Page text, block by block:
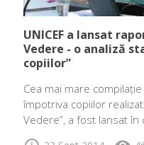
UNICEF a lansat
Vedere - o analiză
copiilor”
Cea mai mare
împotriva copiilor
Vedere”, a fost lansat în